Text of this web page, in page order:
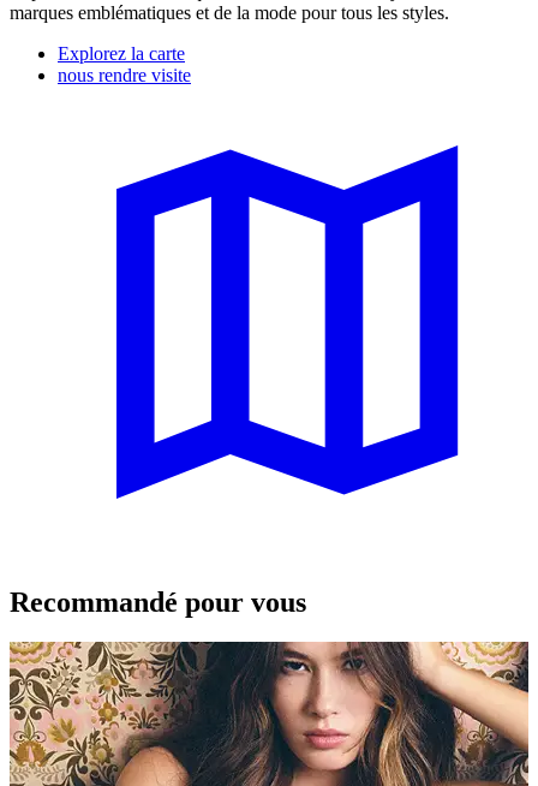
marques emblématiques et de la mode pour tous les styles.
Explorez la carte
nous rendre visite
Recommandé pour vous